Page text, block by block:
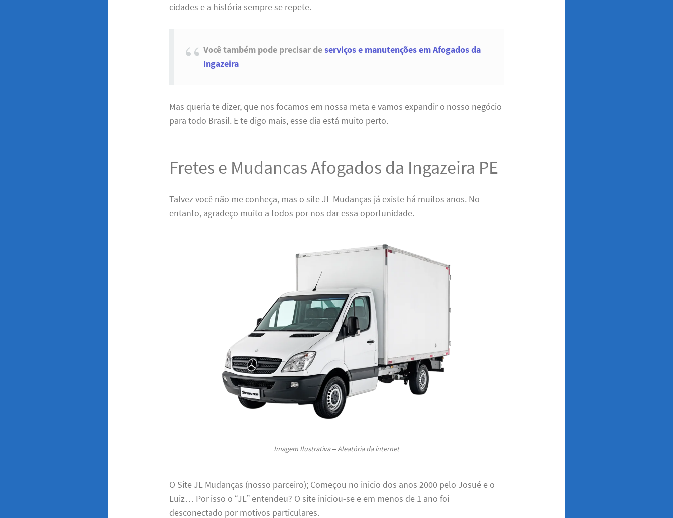
cidades e a história sempre se repete.
Você também pode precisar deserviços e manutenções em Afogados da
Ingazeira
Mas queria te dizer, que nos focamos em nossa meta e vamos expandir o nosso negócio
para todo Brasil. E te digo mais, esse dia está muito perto.
Fretes e Mudancas Afogados da Ingazeira PE
Talvez você não me conheça, mas o site JL Mudanças já existe há muitos anos. No
entanto, agradeço muito a todos por nos dar essa oportunidade.
Imagem Ilustrativa – Aleatória da internet
O Site JL Mudanças (nosso parceiro); Começou no inicio dos anos 2000 pelo Josué e o
Luiz… Por isso o “JL” entendeu? O site iniciou-se e em menos de 1 ano foi
desconectado por motivos particulares.